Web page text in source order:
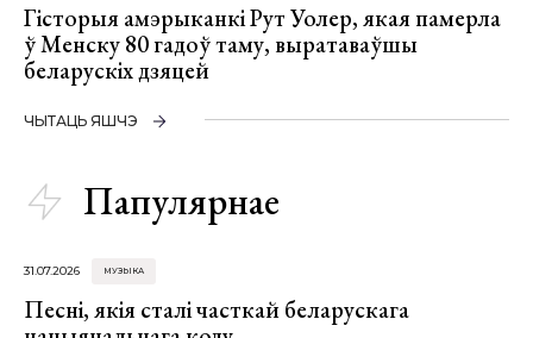
Гісторыя амэрыканкі Рут Уолер, якая памерла
ў Менску 80 гадоў таму, выратаваўшы
беларускіх дзяцей
ЧЫТАЦЬ ЯШЧЭ
Папулярнае
31.07.2026 МУЗЫКА
Песні, якія сталі часткай беларускага